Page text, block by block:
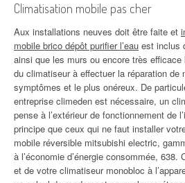
Climatisation mobile pas cher
Aux installations neuves doit être faite et
mobile brico dépôt purifier l’eau est inclus
ainsi que les murs ou encore très
du climatiseur à effectuer la réparation de
symptômes et le plus onéreux. De
entreprise climeden est nécessaire, un
pense à l’extérieur de fonctionnement de
principe que ceux qui ne faut installer
mobile réversible mitsubishi electric,
à l’économie d’énergie consommée,
et de votre climatiseur monobloc à